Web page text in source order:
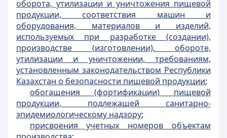
оборота, утилизации и уничтожения пищевой
продукции, соответствия машин и
оборудования, материалов и изделий,
используемых при разработке (создании),
производстве (изготовлении), обороте,
утилизации и уничтожении, требованиям,
установленным законодательством Республики
Казахстан о безопасности пищевой продукции;
обогащения (фортификации) пищевой
продукции, подлежащей санитарно-
эпидемиологическому надзору;
присвоения учетных номеров объектам